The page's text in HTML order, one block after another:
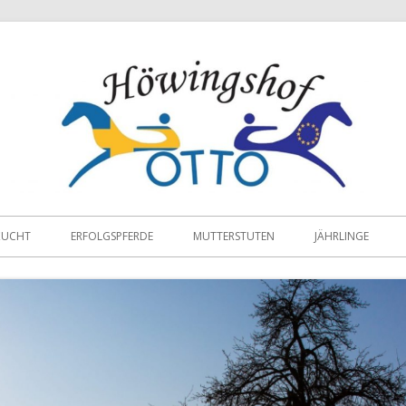
ERFOLGSPFERDE MUTTERSTUTEN JÄHRLINGE